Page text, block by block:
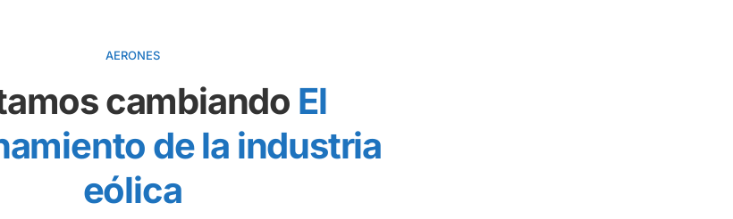
AERONES
cambiando El
de la industria
eólica